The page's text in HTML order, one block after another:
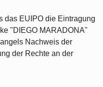
das EUIPO die Eintragung
"DIEGO MARADONA"
Nachweis der
der Rechte an der